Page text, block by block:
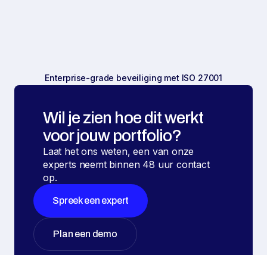
Enterprise-grade beveiliging met ISO 27001
Wil je zien hoe dit werkt
voor jouw portfolio?
Laat het ons weten, een van onze
experts neemt binnen 48 uur contact
op.
Spreek een expert
Plan een demo